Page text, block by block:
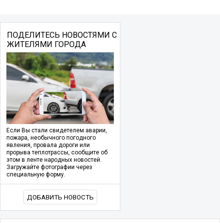
ПОДЕЛИТЕСЬ НОВОСТЯМИ С
ЖИТЕЛЯМИ ГОРОДА
Если Вы стали свидетелем аварии,
пожара, необычного погодного
явления, провала дороги или
прорыва теплотрассы, сообщите об
этом в ленте народных новостей.
Загружайте фотографии через
специальную форму.
ДОБАВИТЬ НОВОСТЬ